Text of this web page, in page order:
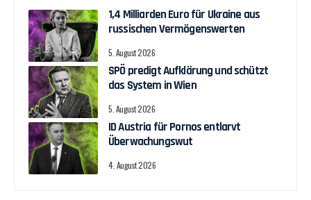
1,4 Milliarden Euro für Ukraine aus
russischen Vermögenswerten
5. August 2026
SPÖ predigt Aufklärung und schützt
das System in Wien
5. August 2026
ID Austria für Pornos entlarvt
Überwachungswut
4. August 2026